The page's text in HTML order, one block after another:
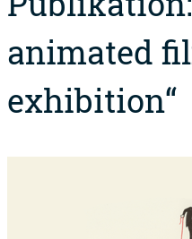
animated
exhibition“